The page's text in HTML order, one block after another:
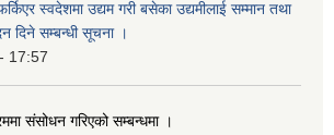
स्वदेशमा उद्यम गरी बसेका उद्यमीलाई सम्मान तथा
दिने सम्बन्धी सूचना ।
17:57
संसोधन गरिएको सम्बन्धमा ।